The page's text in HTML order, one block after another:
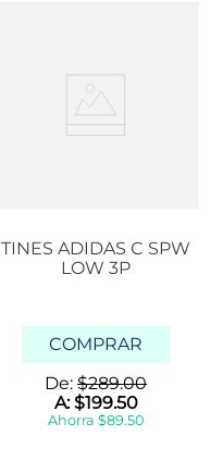
TINES ADIDAS C SPW
LOW 3P
COMPRAR
De: $289.00
A:$199.50
Ahorra $89.50